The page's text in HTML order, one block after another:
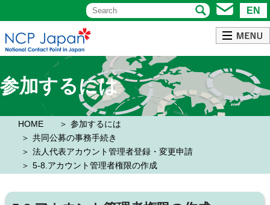
EN
参加するには
HOME
参加するには
共同公募の事務手続き
法人代表アカウント管理者登録・変更申請
5-8.アカウント管理者権限の作成